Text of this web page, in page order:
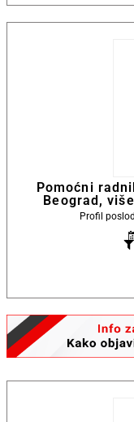
Pomoćni
Beograd,
Profil